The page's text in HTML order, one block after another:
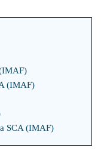
(IMAF)
SCA (IMAF)